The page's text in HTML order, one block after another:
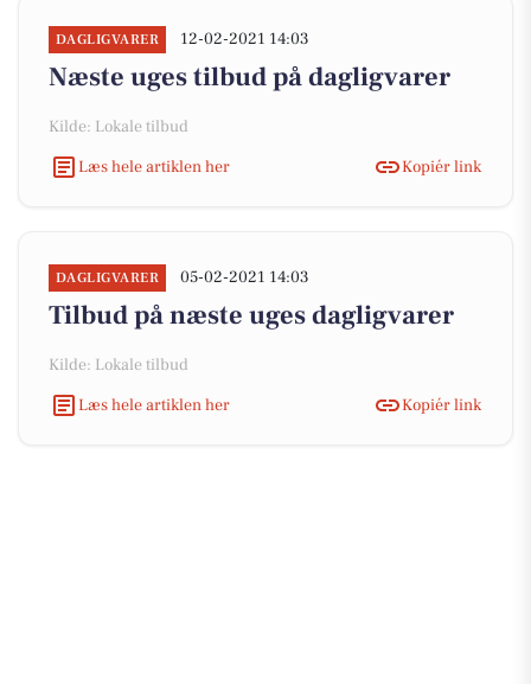
DAGLIGVARER 12-02-2021 14:03
Næste uges tilbud på dagligvarer
Kilde: Lokale tilbud
Læs hele artiklen her
Kopiér link
DAGLIGVARER 05-02-2021 14:03
Tilbud på næste uges dagligvarer
Kilde: Lokale tilbud
Læs hele artiklen her
Kopiér link